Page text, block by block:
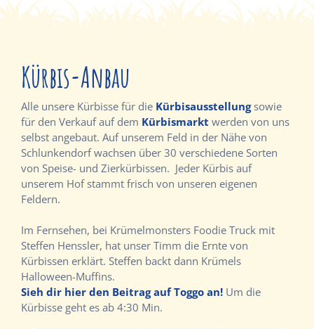
Kürbis-Anbau
Alle unsere Kürbisse für die Kürbisausstellung sowie
für den Verkauf auf dem Kürbismarkt werden von uns
selbst angebaut. Auf unserem Feld in der Nähe von
Schlunkendorf wachsen über 30 verschiedene Sorten
von Speise- und Zierkürbissen. Jeder Kürbis auf
unserem Hof stammt frisch von unseren eigenen
Feldern.
Im Fernsehen, bei Krümelmonsters Foodie Truck mit
Steffen Henssler, hat unser Timm die Ernte von
Kürbissen erklärt. Steffen backt dann Krümels
Halloween-Muffins.
Sieh dir hier den Beitrag auf Toggo an! Um die
Kürbisse geht es ab 4:30 Min.